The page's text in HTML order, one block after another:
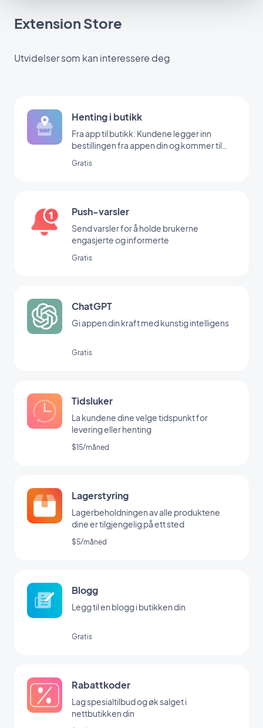
Extension Store
Utvidelser som kan interessere deg
Henting i butikk
Fra app til butikk: Kundene legger inn
bestillingen fra appen din og kommer til
Gratis
Push-varsler
Send varsler for å holde brukerne
engasjerte og informerte
Gratis
ChatGPT
Gi appen din kraft med kunstig intelligens
Gratis
Tidsluker
La kundene dine velge tidspunkt for
levering eller henting
$15/måned
Lagerstyring
Lagerbeholdningen av alle produktene
dine er tilgjengelig på ett sted
$5/måned
Blogg
Legg til en blogg i butikken din
Gratis
Rabattkoder
Lag spesialtilbud og øk salget i
nettbutikken din